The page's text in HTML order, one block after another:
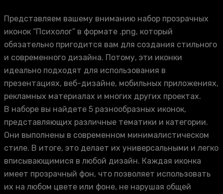
Представляем вашему вниманию набор прозрачных
иконок “Психолог” в формате .png, который
обязательно пригодится вам для создания стильного
и современного дизайна. Потому, эти иконки
идеально подходят для использования в
презентациях, веб-дизайне, мобильных приложениях,
рекламных материалах и многих других проектах.
В наборе вы найдете 5 разнообразных иконок,
представляющих различные тематики и категории.
Они выполнены в современном минималистическом
стиле. В итоге, это делает их универсальными и легко
вписывающимися в любой дизайн. Каждая иконка
имеет прозрачный фон, что позволяет использовать
их на любом цвете или фоне, не нарушая общей